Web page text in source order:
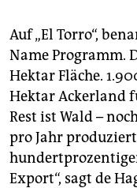
Auf „El Torro“,
Name Programm.
Hektar Fläche.
Hektar Ackerland
Rest ist Wald –
pro Jahr
Export“, sagt de